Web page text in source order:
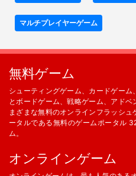
マルチプレイヤーゲーム
無料ゲーム
シューティングゲーム、カードゲー
とボードゲーム、戦略ゲーム、アド
まざまな無料のオンラインフラッシ
ータルである無料のゲームポータル
ム。
オンラインゲーム